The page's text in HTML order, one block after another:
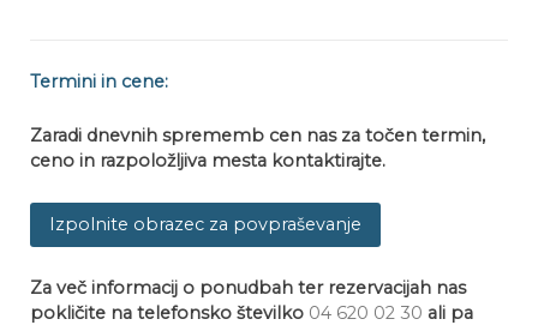
Termini in cene:
Zaradi dnevnih sprememb cen nas za točen termin,
ceno in razpoložljiva mesta kontaktirajte.
Izpolnite obrazec za povpraševanje
Za več informacij o ponudbah ter rezervacijah nas
pokličite na telefonsko številko 04 620 02 30 ali pa